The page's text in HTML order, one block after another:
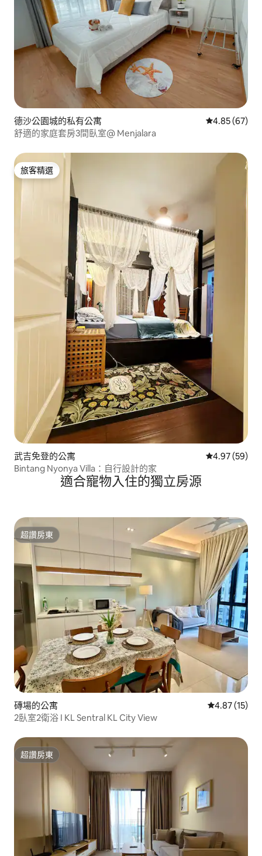
德沙公園城的私有公寓 從 67 則評價
4.85 (67)
舒適的家庭套房3間臥室@ Menjalara
旅客精選
旅客精選
武吉免登的公寓 從 59 則評價
4.97 (59)
Bintang Nyonya Villa：自行設計的家
適合寵物入住的獨立房源
超讚房東
超讚房東
磚場的公寓 從 15 則評價
4.87 (15)
2臥室2衛浴 I KL Sentral KL City View
超讚房東
超讚房東